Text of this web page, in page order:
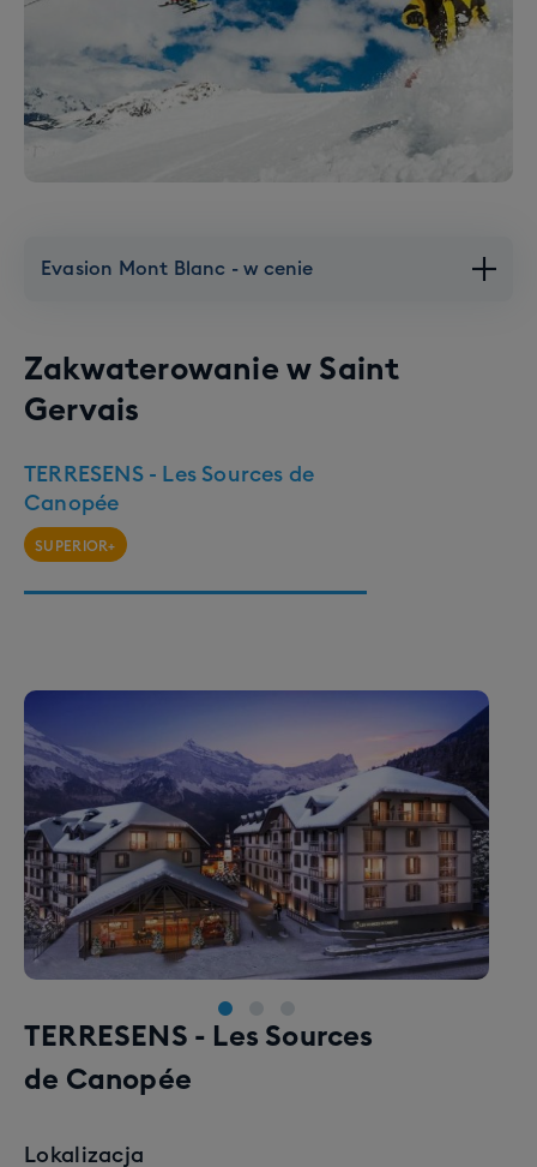
Evasion Mont Blanc - w cenie
3 snowparki 12 gondol
Karnet podstawowy w cenie
W cenie wyjazdu do St. Gervais otrzymujecie karnet
umożliwiający jazdę w całym ogromnym rejonie
Evasion Mont Blanc - 450km tras!Karnet obejmuje
wiele ośrodków: Saint-Gervais, Saint-Nicolas de
Contamines - Hauteluce, Jaillet - Combloux, La
Giettaz. Większość z nich połączona jest wyciągami,
można więc przemieszczać się między nimi bez
kątem zróżnicowania tras, infrastruktury, jak i
Zakwaterowanie w Saint
Gervais
TERRESENS - Les Sources de
Canopée
SUPERIOR+
TERRESENS - Les Sources
de Canopée
Lokalizacja